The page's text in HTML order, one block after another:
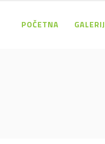
POČETNA